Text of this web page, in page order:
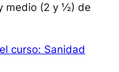
medio (2 y ½) de
curso: Sanidad